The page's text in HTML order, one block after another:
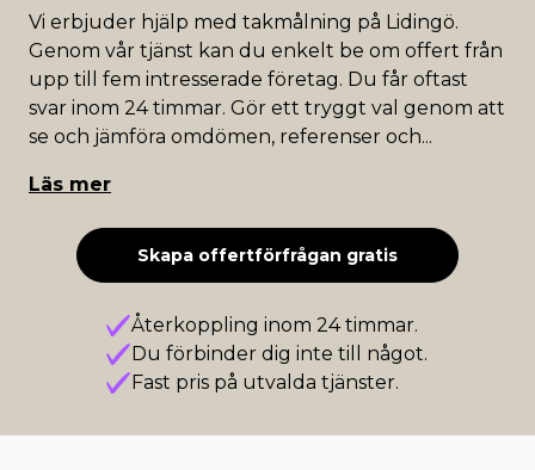
Vi erbjuder hjälp med takmålning på Lidingö.
Genom vår tjänst kan du enkelt be om offert från
upp till fem intresserade företag. Du får oftast
svar inom 24 timmar. Gör ett tryggt val genom att
se och jämföra omdömen, referenser och...
Läs mer
Skapa offertförfrågan gratis
Återkoppling inom 24 timmar.
Du förbinder dig inte till något.
Fast pris på utvalda tjänster.